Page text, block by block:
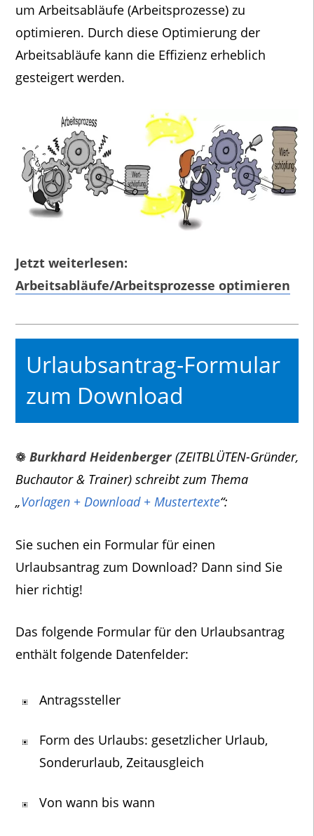
um Arbeitsabläufe (Arbeitsprozesse) zu
optimieren. Durch diese Optimierung der
Arbeitsabläufe kann die Effizienz erheblich
gesteigert werden.
Jetzt weiterlesen:
Arbeitsabläufe/Arbeitsprozesse optimieren
Urlaubsantrag-Formular
zum Download
❁ Burkhard Heidenberger(ZEITBLÜTEN-Gründer,
Buchautor & Trainer) schreibt zum Thema
„Vorlagen + Download + Mustertexte“:
Sie suchen ein Formular für einen
Urlaubsantrag zum Download? Dann sind Sie
hier richtig!
Das folgende Formular für den Urlaubsantrag
enthält folgende Datenfelder:
Antragssteller
Form des Urlaubs: gesetzlicher Urlaub,
Sonderurlaub, Zeitausgleich
Von wann bis wann